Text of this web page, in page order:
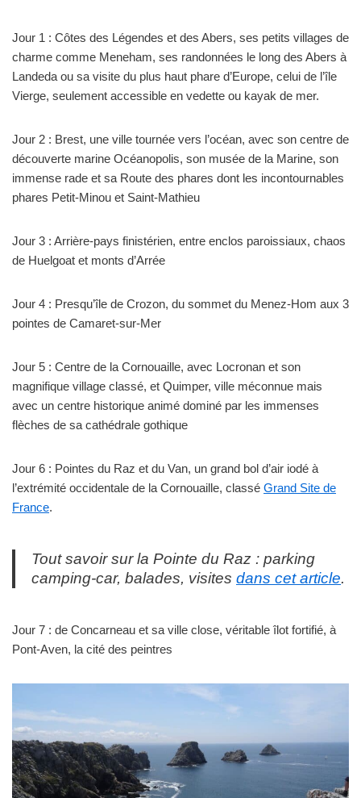
Jour 1 : Côtes des Légendes et des Abers, ses petits villages de
charme comme Meneham, ses randonnées le long des Abers à
Landeda ou sa visite du plus haut phare d’Europe, celui de l’île
Vierge, seulement accessible en vedette ou kayak de mer.
Jour 2 : Brest, une ville tournée vers l’océan, avec son centre de
découverte marine Océanopolis, son musée de la Marine, son
immense rade et sa Route des phares dont les incontournables
phares Petit-Minou et Saint-Mathieu
Jour 3 : Arrière-pays finistérien, entre enclos paroissiaux, chaos
de Huelgoat et monts d’Arrée
Jour 4 : Presqu’île de Crozon, du sommet du Menez-Hom aux 3
pointes de Camaret-sur-Mer
Jour 5 : Centre de la Cornouaille, avec Locronan et son
magnifique village classé, et Quimper, ville méconnue mais
avec un centre historique animé dominé par les immenses
flèches de sa cathédrale gothique
Jour 6 : Pointes du Raz et du Van, un grand bol d’air iodé à
l’extrémité occidentale de la Cornouaille, classé Grand Site de
France.
Tout savoir sur la Pointe du Raz : parking
camping-car, balades, visites dans cet article.
Jour 7 : de Concarneau et sa ville close, véritable îlot fortifié, à
Pont-Aven, la cité des peintres